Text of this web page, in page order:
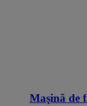
Maşină de